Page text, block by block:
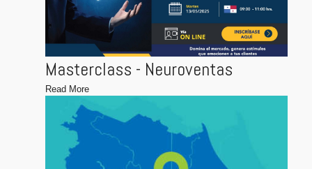
Masterclass - Neuroventas
Read More